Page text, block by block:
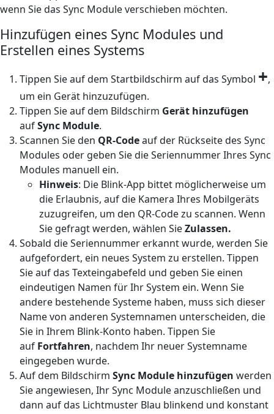
wenn Sie das Sync Module verschieben möchten.
Hinzufügen eines Sync Modules und
Erstellen eines Systems
Tippen Sie auf dem Startbildschirm auf das Symbol +,
um ein Gerät hinzuzufügen.
Tippen Sie auf dem Bildschirm Gerät hinzufügen
aufSync Module.
Scannen Sie den QR-Codeauf der Rückseite des Sync
Modules oder geben Sie die Seriennummer Ihres Sync
Modules manuell ein.
Hinweis: Die Blink-App bittet möglicherweise um
die Erlaubnis, auf die Kamera Ihres Mobilgeräts
zuzugreifen, um den QR-Code zu scannen. Wenn
Sie gefragt werden, wählen SieZulassen.
Sobald die Seriennummer erkannt wurde, werden Sie
aufgefordert, ein neues System zu erstellen. Tippen
Sie auf das Texteingabefeld und geben Sie einen
eindeutigen Namen für Ihr System ein. Wenn Sie
andere bestehende Systeme haben, muss sich dieser
Name von anderen Systemnamen unterscheiden, die
Sie in Ihrem Blink-Konto haben. Tippen Sie
auf Fortfahren, nachdem Ihr neuer Systemname
eingegeben wurde.
Auf dem Bildschirm Sync Module hinzufügen werden
Sie angewiesen, Ihr Sync Module anzuschließen und
dann auf das Lichtmuster Blau blinkend und konstant